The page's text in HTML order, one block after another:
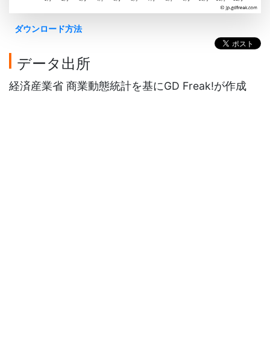
ダウンロード方法
データ出所
経済産業省 商業動態統計を基にGD Freak!が作成